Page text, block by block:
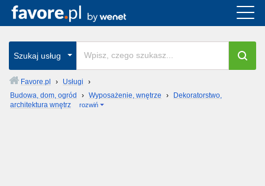
Szukaj usług
Favore.pl › Usługi
›
Budowa, dom, ogród
› Wyposażenie, wnętrze ›
Dekoratorstwo,
architektura wnętrz
rozwiń